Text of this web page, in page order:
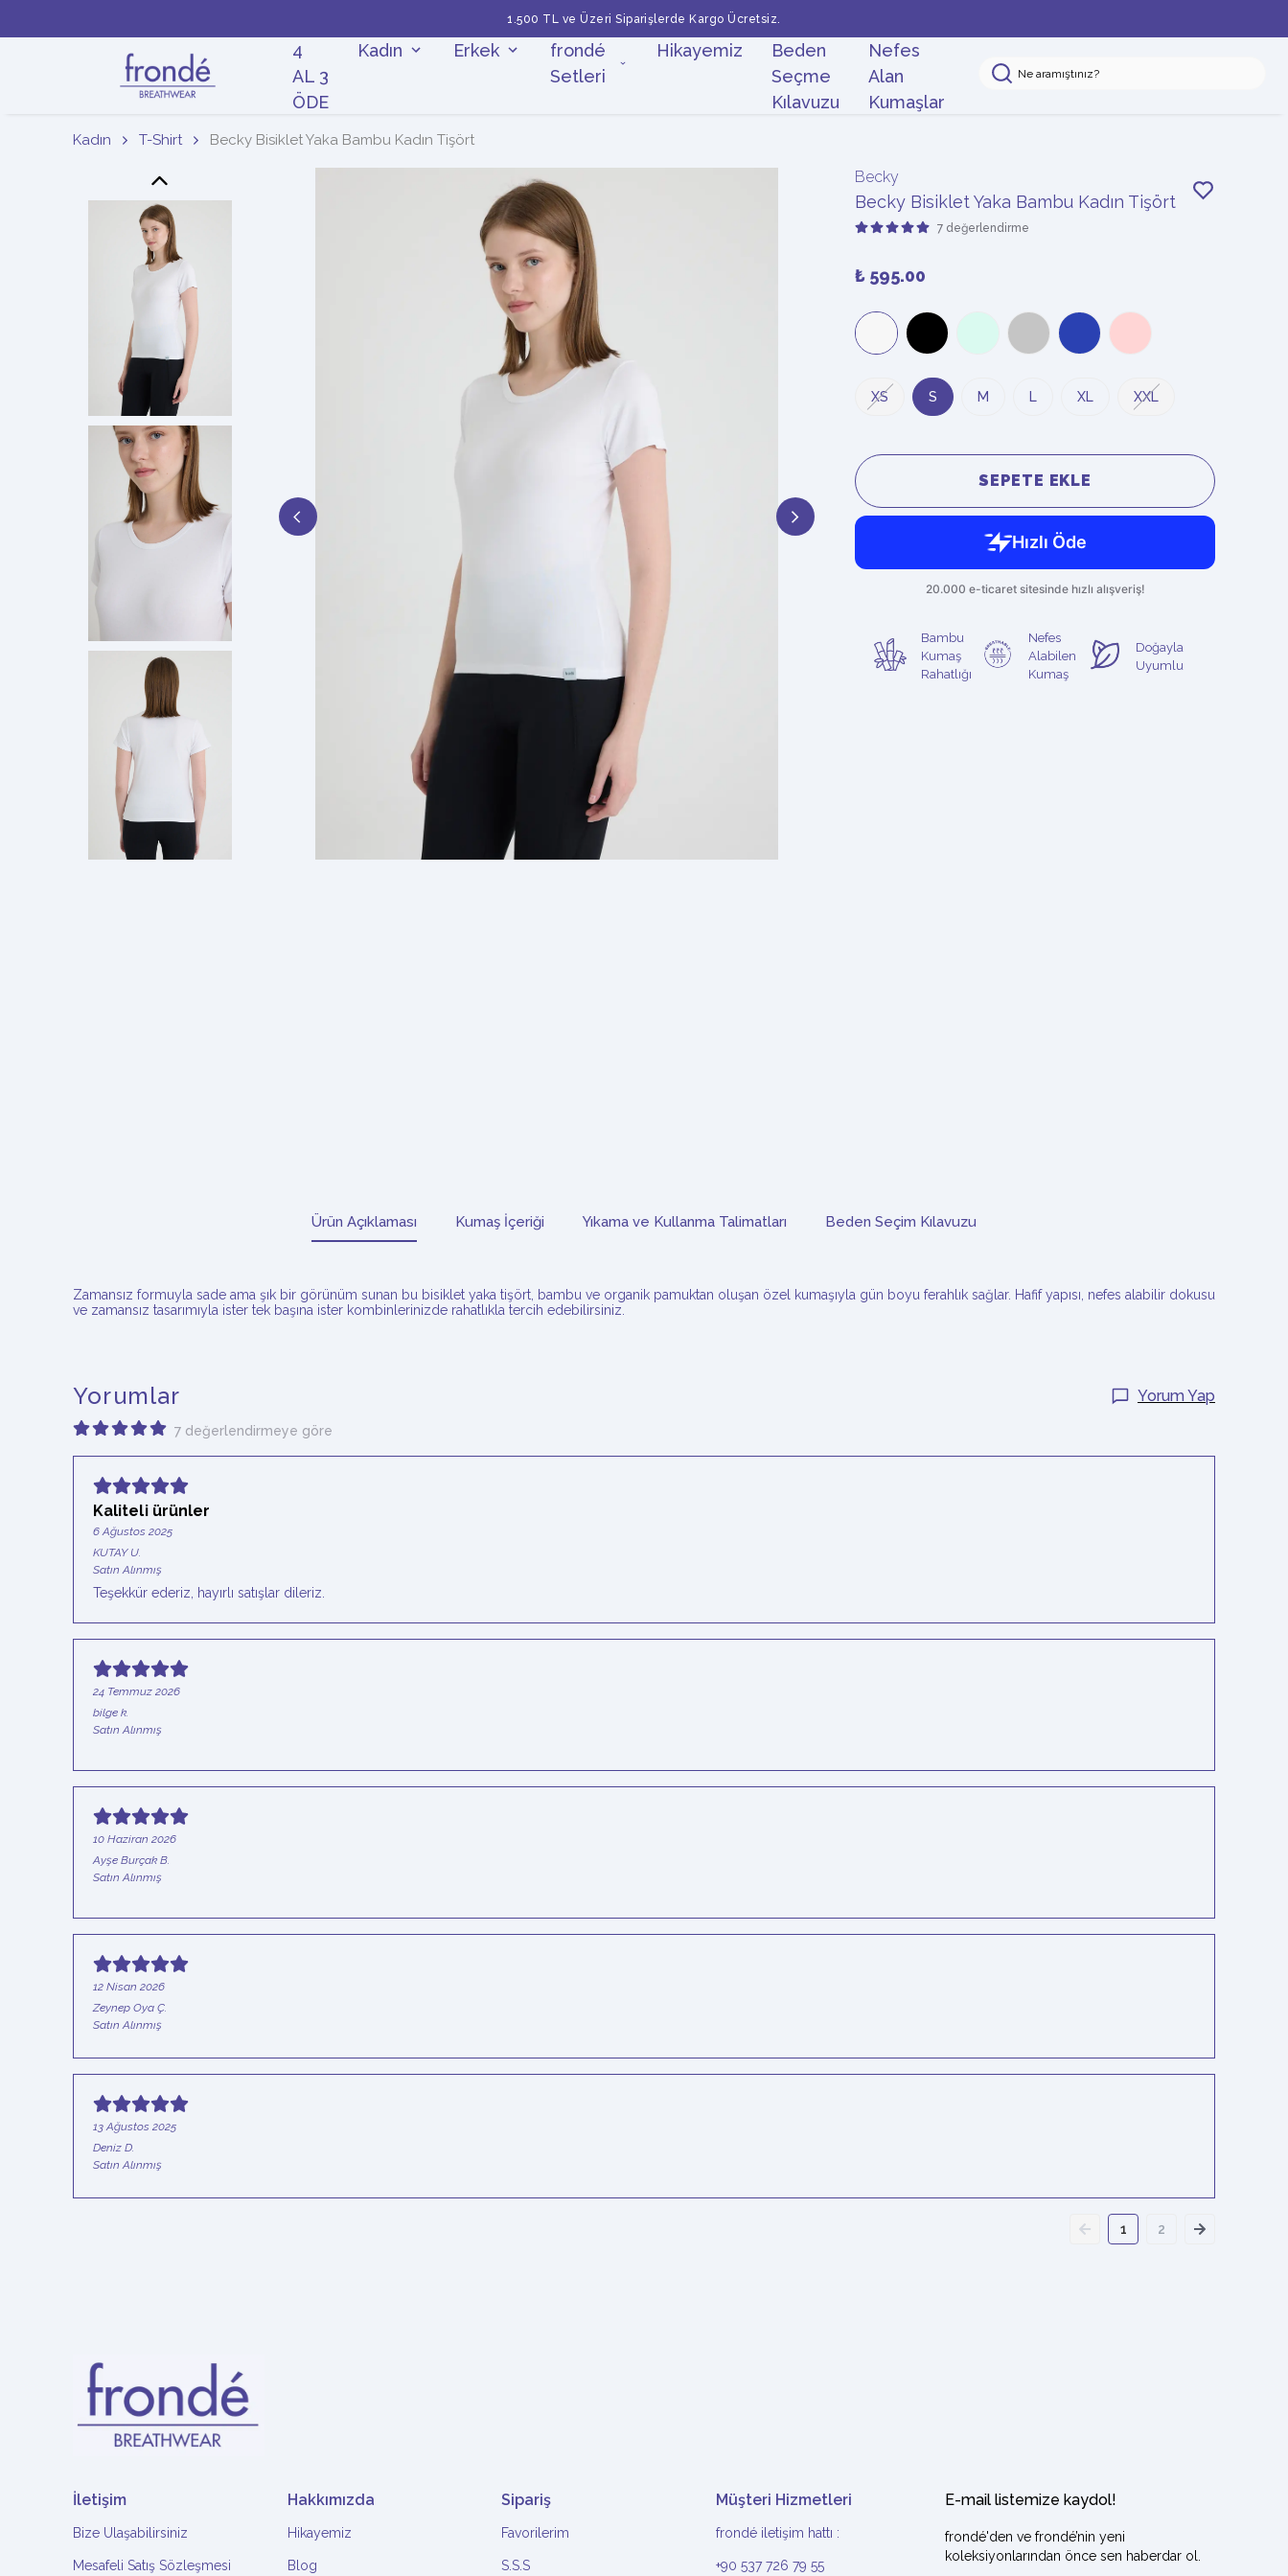
1.500 TL ve Üzeri Siparişlerde Kargo Ücretsiz.
4
AL 3
ÖDE
Kadın Erkek
frondé
Setleri
Hikayemiz
Beden
Seçme
Kılavuzu
Nefes
Alan
Kumaşlar
Kadın T-Shirt Becky Bisiklet Yaka Bambu Kadın Tişört
Becky
Becky Bisiklet Yaka Bambu Kadın Tişört
7 değerlendirme
₺ 595.00
XS S M L XL XXL
SEPETE EKLE
Bambu
Kumaş
Rahatlığı
Nefes
Alabilen
Kumaş
Doğayla
Uyumlu
Ürün Açıklaması Kumaş İçeriği Yıkama ve Kullanma Talimatları Beden Seçim Kılavuzu
Zamansız formuyla sade ama şık bir görünüm sunan bu bisiklet yaka tişört, bambu ve organik pamuktan oluşan özel kumaşıyla gün boyu ferahlık sağlar. Hafif yapısı, nefes alabilir dokusu
ve zamansız tasarımıyla ister tek başına ister kombinlerinizde rahatlıkla tercih edebilirsiniz.
Yorumlar Yorum Yap
7 değerlendirmeye göre
Kaliteli ürünler
6 Ağustos 2025
KUTAY U.
Satın Alınmış
Teşekkür ederiz, hayırlı satışlar dileriz.
24 Temmuz 2026
bilge k.
Satın Alınmış
10 Haziran 2026
Ayşe Burçak B.
Satın Alınmış
12 Nisan 2026
Zeynep Oya Ç.
Satın Alınmış
13 Ağustos 2025
Deniz D.
Satın Alınmış
1 2
İletişim
Bize Ulaşabilirsiniz
Mesafeli Satış Sözleşmesi
Hakkımızda
Hikayemiz
Blog
Sipariş
Favorilerim
S.S.S
Müşteri Hizmetleri
frondé iletişim hattı :
+90 537 726 79 55
E-mail listemize kaydol!
frondé'den ve frondé’nin yeni
koleksiyonlarından önce sen haberdar ol.